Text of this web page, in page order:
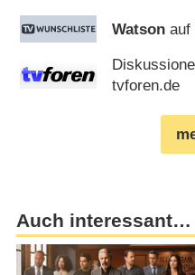
Watson auf
tvforen.de
Auch interessant…